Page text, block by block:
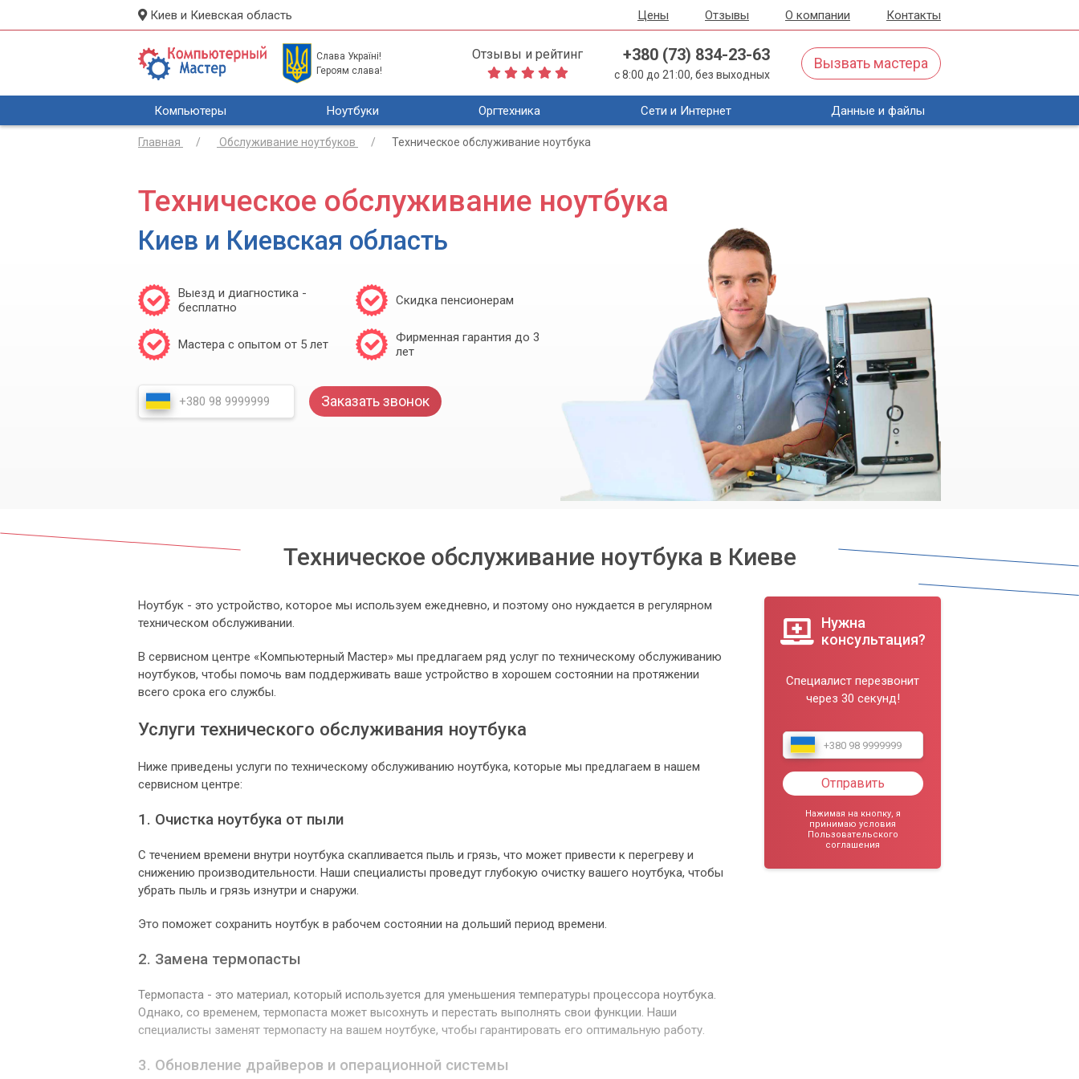
Киев и Киевская область Цены Отзывы О компании Контакты
Слава Україні!
Героям слава!
Отзывы и рейтинг +380 (73) 834-23-63
с 8:00 до 21:00, без выходных
Вызвать мастера
Компьютеры Ноутбуки Оргтехника Сети и Интернет Данные и файлы
Главная Обслуживание ноутбуков Техническое обслуживание ноутбука
Техническое обслуживание ноутбука
Киев и Киевская область
Выезд и диагностика -
бесплатно
Скидка пенсионерам
Мастера с опытом от 5 лет
Фирменная гарантия до 3
лет
Заказать звонок
Техническое обслуживание ноутбука в Киеве
Ноутбук - это устройство, которое мы используем ежедневно, и поэтому оно нуждается в регулярном
техническом обслуживании.
В сервисном центре «Компьютерный Мастер» мы предлагаем ряд услуг по техническому обслуживанию
ноутбуков, чтобы помочь вам поддерживать ваше устройство в хорошем состоянии на протяжении
всего срока его службы.
Услуги технического обслуживания ноутбука
Ниже приведены услуги по техническому обслуживанию ноутбука, которые мы предлагаем в нашем
сервисном центре:
1. Очистка ноутбука от пыли
С течением времени внутри ноутбука скапливается пыль и грязь, что может привести к перегреву и
снижению производительности. Наши специалисты проведут глубокую очистку вашего ноутбука, чтобы
убрать пыль и грязь изнутри и снаружи.
Это поможет сохранить ноутбук в рабочем состоянии на дольший период времени.
2. Замена термопасты
Термопаста - это материал, который используется для уменьшения температуры процессора ноутбука.
Однако, со временем, термопаста может высохнуть и перестать выполнять свои функции. Наши
специалисты заменят термопасту на вашем ноутбуке, чтобы гарантировать его оптимальную работу.
3. Обновление драйверов и операционной системы
Нужна
консультация?
Специалист перезвонит
через 30 секунд!
Отправить
Нажимая на кнопку, я
принимаю условия
Пользовательского
соглашения